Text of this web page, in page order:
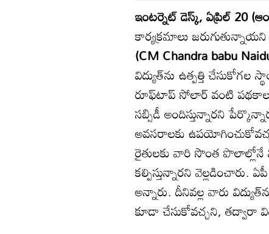
ఇంటర్నెట్ డెస్క్, ఏప్రిల్ 20
కార్యక్రమాలు
(CM Chandra babu
విద్యుత్‌ను ఉత్పత్తి
రూఫ్‌టాప్ సోలార్ వంటి
సబ్సిడీ అందిస్తున్నారని
అవసరాలకు
రైతులకు వారి సొంత పొలాల్లోనే
కల్పిస్తున్నారని వెల్లడించారు.
అన్నారు. దీనివల్ల వారు
కూడా చేసుకోవచ్చని, తద్వారా